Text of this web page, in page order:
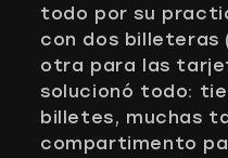
todo por su
con dos billeteras
otra para las
solucionó todo:
billetes, muchas
compartimento